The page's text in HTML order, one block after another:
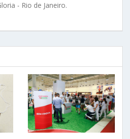
- Rio de Janeiro.